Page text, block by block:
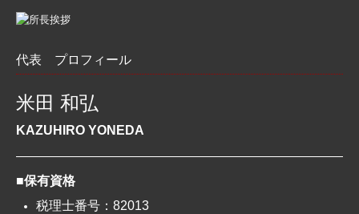
代表 プロフィール
米田 和弘
KAZUHIRO YONEDA
■保有資格
税理士番号：82013